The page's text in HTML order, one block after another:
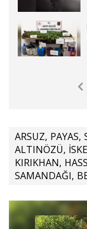
ARSUZ, PAYAS,
ALTINÖZÜ,
KIRIKHAN,
SAMANDAĞI,